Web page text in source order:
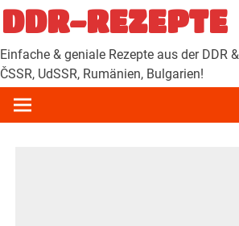
Zum
Inhalt
springen
DDR-REZEPTE
Einfache & geniale Rezepte aus der DDR
ČSSR, UdSSR, Rumänien, Bulgarien!